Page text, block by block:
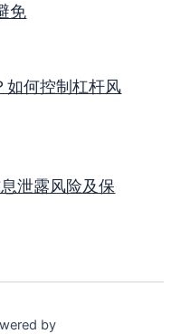
免
如何控制杠杆风
泄露风险及保
by